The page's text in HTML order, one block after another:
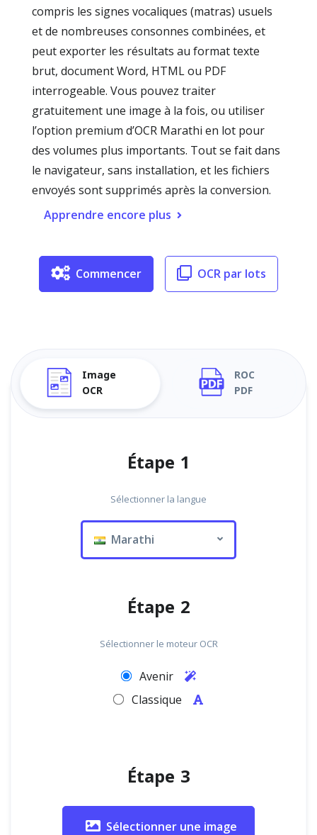
compris les signes vocaliques (matras) usuels
et de nombreuses consonnes combinées, et
peut exporter les résultats au format texte
brut, document Word, HTML ou PDF
interrogeable. Vous pouvez traiter
gratuitement une image à la fois, ou utiliser
l’option premium d’OCR Marathi en lot pour
des volumes plus importants. Tout se fait dans
le navigateur, sans installation, et les fichiers
envoyés sont supprimés après la conversion.
Apprendre encore plus
Commencer OCR par lots
Image
OCR
ROC
PDF
Étape 1
Sélectionner la langue
Marathi
Étape 2
Sélectionner le moteur OCR
Avenir
Classique
Étape 3
Sélectionner une image